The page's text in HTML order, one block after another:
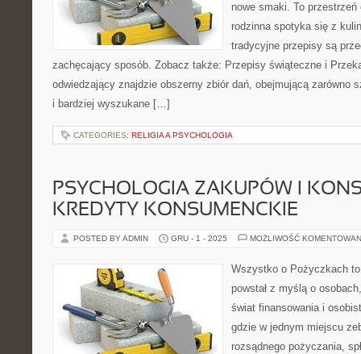
nowe smaki. To
rodzinna spotyka się z
tradycyjne przepisy są
zachęcający sposób. Zobacz także: Przepisy świąteczne i
odwiedzający znajdzie obszerny zbiór dań, obejmującą zarówno
i bardziej wyszukane […]
CATEGORIES: RELIGIA A PSYCHOLOGIA
PSYCHOLOGIA ZAKUPÓW I
KREDYTY KONSUMENCKIE
POSTED BY ADMIN GRU - 1 - 2025 MOŻLIWOŚĆ
Wszystko o Pożyczkach
powstał z myślą o
świat finansowania i
gdzie w jednym miejscu
rozsądnego pożyczania,